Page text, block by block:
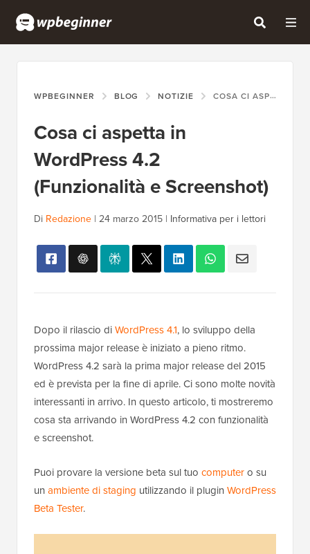
WPBEGINNER BLOG NOTIZIE COSA CI ASPETTA IN WORDPRESS 4.2 (FUNZIONALITÀ E SCREENSHOT)
Cosa ci aspetta in
WordPress 4.2
(Funzionalità e Screenshot)
Di Redazione | 24 marzo 2015 | Informativa per i lettori
Dopo il rilascio diWordPress 4.1, lo sviluppo della
prossima major release è iniziato a pieno ritmo.
WordPress 4.2 sarà la prima major release del 2015
ed è prevista per la fine di aprile. Ci sono molte novità
interessanti in arrivo. In questo articolo, ti mostreremo
cosa sta arrivando in WordPress 4.2 con funzionalità
e screenshot.
Puoi provare la versione beta sul tuo computero su
un ambiente di staging utilizzando il plugin WordPress
Beta Tester.